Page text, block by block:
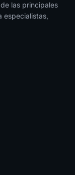
las principales
especialistas,